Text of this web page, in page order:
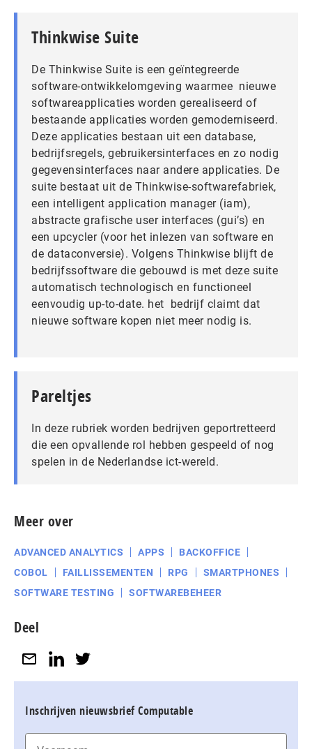
Thinkwise Suite
De Thinkwise Suite is een geïntegreerde
software-ontwikkelomgeving waarmee nieuwe
softwareapplicaties worden gerealiseerd of
bestaande applicaties worden gemoderniseerd.
Deze applicaties bestaan uit een database,
bedrijfsregels, gebruikersinterfaces en zo nodig
gegevensinterfaces naar andere applicaties. De
suite bestaat uit de Thinkwise-softwarefabriek,
een intelligent application manager (iam),
abstracte grafische user interfaces (gui’s) en
een upcycler (voor het inlezen van software en
de dataconversie). Volgens Thinkwise blijft de
bedrijfssoftware die gebouwd is met deze suite
automatisch technologisch en functioneel
eenvoudig up-to-date. het bedrijf claimt dat
nieuwe software kopen niet meer nodig is.
Pareltjes
In deze rubriek worden bedrijven geportretteerd
die een opvallende rol hebben gespeeld of nog
spelen in de Nederlandse ict-wereld.
Meer over
ADVANCED ANALYTICS APPS
BACKOFFICE
COBOL
FAILLISSEMENTEN RPG
SMARTPHONES
SOFTWARE TESTING
SOFTWAREBEHEER
Deel
Inschrijven nieuwsbrief Computable